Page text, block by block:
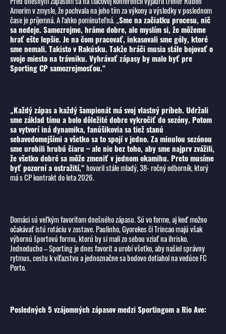
Amorim v zmysle, že pochvala na jeho tím za výkony a výsledky v poslednom
čase je príjemná. A ľahko pominuteľná. „Sme na začiatku procesu, nič
sa nedeje. Samozrejme, hráme dobre, ale myslím si, že môžeme
hrať ešte lepšie. Je na čom pracovať, inkasovali sme góly, ktoré
sme nemali. Takisto v Rakúsku. Takže hráči musia stále bojovať o
svoje miesto na trávniku. Vyhrávať zápasy by malo byť pre
Sporting CP samozrejmosťou.“
„Každý zápas a každý šampionát má svoj vlastný príbeh. Udržali
sme základ tímu a bolo dôležité dobre vykročiť do sezóny. Potom
sa vytvorí iná dynamika, fanúšikovia sa tiež stanú
sebavedomejšími a všetko sa to spojí v jedno. Za minulou sezónou
sme urobili hrubú čiaru – ale nie bez toho, aby sme najprv zvážili,
že všetko dobré sa môže zmeniť v jednom okamihu. Preto musíme
byť pozorní a ostražití,“hovoril stále mladý, 38- ročný odborník, ktorý
má s CP kontrakt do leta 2026.
Domáci sú veľkým favoritom dnešného zápasu. Sú vo forme, aj keď možno
očakávať istú rotáciu v zostave. Paulinho, Gyorekes či Trincao majú však
výbornú športovú formu, ktorú by si mali zo sebou vziať na ihrisko.
Jednoducho – Sporting je dnes favorit a urobí všetko, aby našiel správny
rytmus, cestu k víťazstvu a jednoznačne sa bodovo dotiahol na vedúce FC
Porto.
Posledných 5 vzájomných zápasov medzi Sportingom a Rio Ave: